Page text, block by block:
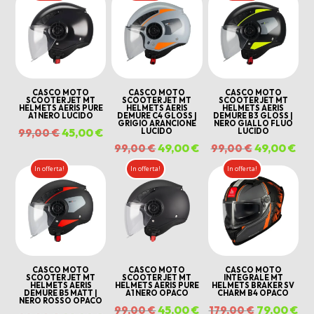
originale
era:
179,00 €.
attuale
79,00 €.
originale
era:
159,00 €.
attuale
69,00 €.
originale
era:
99,00 €.
CASCO MOTO
SCOOTER JET MT
HELMETS AERIS PURE
A1 NERO LUCIDO
99,00€Il
originale
era:
99,00 €.
45,00€Il
prezzo
attuale
45,00 €.
CASCO MOTO
SCOOTER JET MT
HELMETS AERIS
DEMURE C4 GLOSS |
GRIGIO ARANCIONE
LUCIDO
99,00€Il
prezzo
originale
era:
99,00 €.
49,00€Il
prezzo
attuale
49,00 €.
CASCO MOTO
SCOOTER JET MT
HELMETS AERIS
DEMURE B3 GLOSS |
NERO GIALLO FLUO
LUCIDO
99,00€Il
prezzo
originale
era:
99,00 €.
49,00€Il
In offerta!
CASCO MOTO
SCOOTER JET MT
HELMETS AERIS
DEMURE B5 MATT |
NERO ROSSO OPACO
In offerta!
CASCO MOTO
SCOOTER JET MT
HELMETS AERIS PURE
A1 NERO OPACO
99,00€Il
45,00€Il
In offerta!
CASCO MOTO
INTEGRALE MT
HELMETS BRAKER SV
CHARM B4 OPACO
179,00€ Il
79,00€Il